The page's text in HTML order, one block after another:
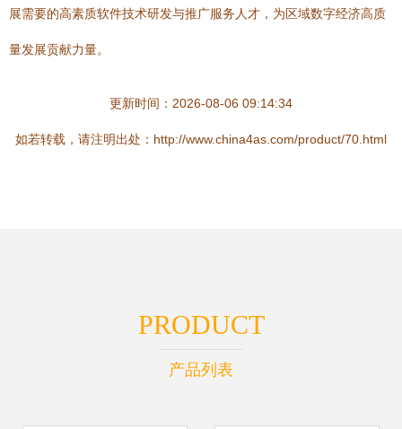
展需要的高素质软件技术研发与推广服务人才，为区域数字经济高质
量发展贡献力量。
更新时间：2026-08-06 09:14:34
如若转载，请注明出处：http://www.china4as.com/product/70.html
PRODUCT
产品列表